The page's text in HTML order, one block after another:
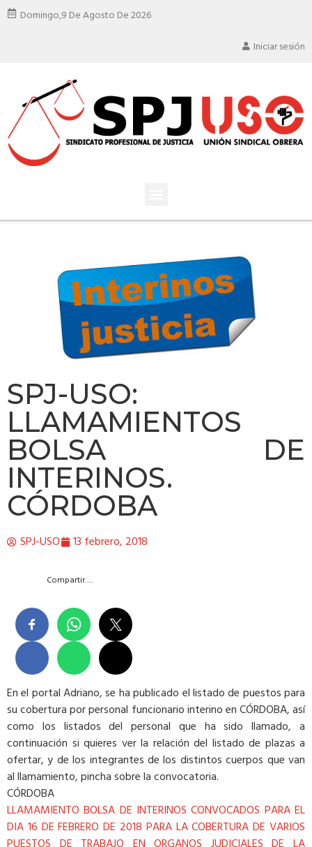
Domingo,9 De Agosto De 2026
Iniciar sesión
SPJ-USO:
LLAMAMIENTOS
BOLSA DE
INTERINOS.
CÓRDOBA
SPJ-USO 13 febrero, 2018
Compartir….
En el portal Adriano, se ha publicado el listado de puestos para
su cobertura por personal funcionario interino en CÓRDOBA, así
como los listados del personal que ha sido llamado, a
continuación si quieres ver la relación del listado de plazas a
ofertar, y de los integrantes de los distintos cuerpos que van
al llamamiento, pincha sobre la convocatoria.
CÓRDOBA
LLAMAMIENTO BOLSA DE INTERINOS CONVOCADOS PARA EL
DIA 16 DE FEBRERO DE 2018 PARA LA COBERTURA DE VARIOS